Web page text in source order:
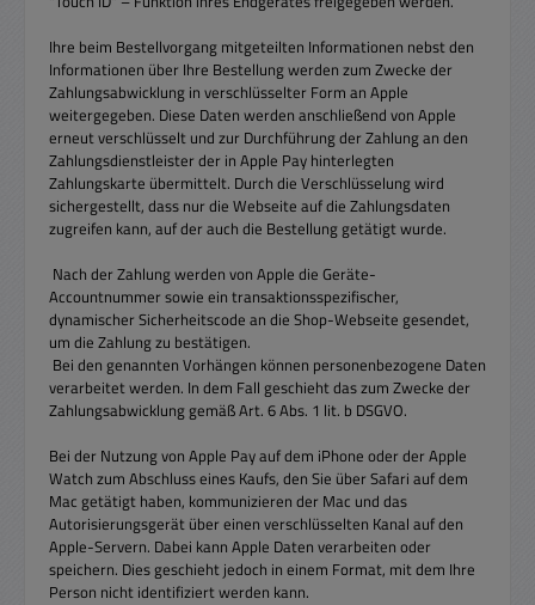
Ihre beim Bestellvorgang mitgeteilten Informationen nebst den
Informationen über Ihre Bestellung werden zum Zwecke der
Zahlungsabwicklung in verschlüsselter Form an Apple
weitergegeben. Diese Daten werden anschließend von Apple
erneut verschlüsselt und zur Durchführung der Zahlung an den
Zahlungsdienstleister der in Apple Pay hinterlegten
Zahlungskarte übermittelt. Durch die Verschlüsselung wird
sichergestellt, dass nur die Webseite auf die Zahlungsdaten
zugreifen kann, auf der auch die Bestellung getätigt wurde.
Nach der Zahlung werden von Apple die Geräte-
Accountnummer sowie ein transaktionsspezifischer,
dynamischer Sicherheitscode an die Shop-Webseite gesendet,
um die Zahlung zu bestätigen.
Bei den genannten Vorhängen können personenbezogene Daten
verarbeitet werden. In dem Fall geschieht das zum Zwecke der
Zahlungsabwicklung gemäß Art. 6 Abs. 1 lit. b DSGVO.
Bei der Nutzung von Apple Pay auf dem iPhone oder der Apple
Watch zum Abschluss eines Kaufs, den Sie über Safari auf dem
Mac getätigt haben, kommunizieren der Mac und das
Autorisierungsgerät über einen verschlüsselten Kanal auf den
Apple-Servern. Dabei kann Apple Daten verarbeiten oder
speichern. Dies geschieht jedoch in einem Format, mit dem Ihre
Person nicht identifiziert werden kann.